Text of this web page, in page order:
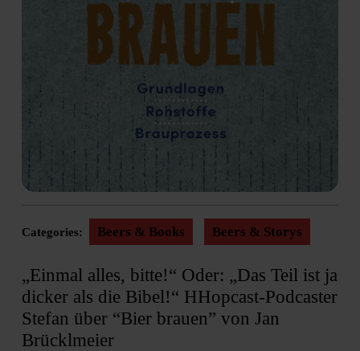
Categories: Beers & Books Beers & Storys
„Einmal alles, bitte!“ Oder: „Das Teil ist ja
dicker als die Bibel!“ HHopcast-Podcaster
Stefan über “Bier brauen” von Jan
Brücklmeier